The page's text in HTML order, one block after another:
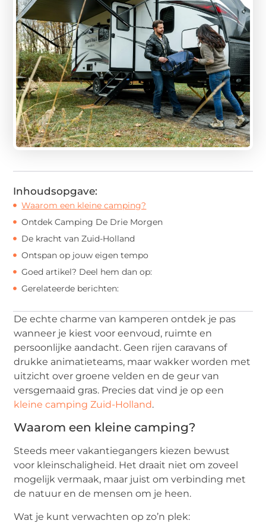
Inhoudsopgave:
Waarom een kleine camping?
Ontdek Camping De Drie Morgen
De kracht van Zuid-Holland
Ontspan op jouw eigen tempo
Goed artikel? Deel hem dan op:
Gerelateerde berichten:
De echte charme van kamperen ontdek je pas
wanneer je kiest voor eenvoud, ruimte en
persoonlijke aandacht. Geen rijen caravans of
drukke animatieteams, maar wakker worden met
uitzicht over groene velden en de geur van
versgemaaid gras. Precies dat vind je op een
kleine camping Zuid-Holland.
Waarom een kleine camping?
Steeds meer vakantiegangers kiezen bewust
voor kleinschaligheid. Het draait niet om zoveel
mogelijk vermaak, maar juist om verbinding met
de natuur en de mensen om je heen.
Wat je kunt verwachten op zo’n plek: